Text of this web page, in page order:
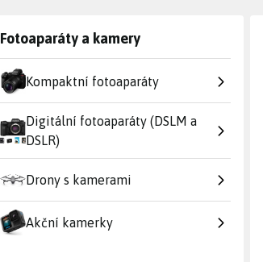
Fotoaparáty a kamery
Kompaktní fotoaparáty
Digitální fotoaparáty (DSLM a
DSLR)
Drony s kamerami
Akční kamerky